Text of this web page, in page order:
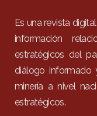
Es una revista
información
estratégicos del
diálogo informado
minería a nivel
estratégicos.